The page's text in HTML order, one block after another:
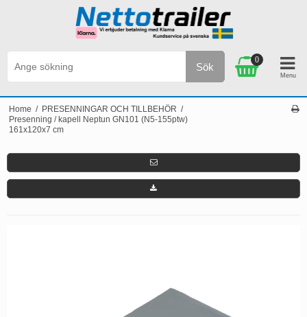
Sök
0
Home / PRESENNINGAR OCH TILLBEHÖR /
Presenning / kapell Neptun GN101 (N5-155ptw)
161x120x7 cm